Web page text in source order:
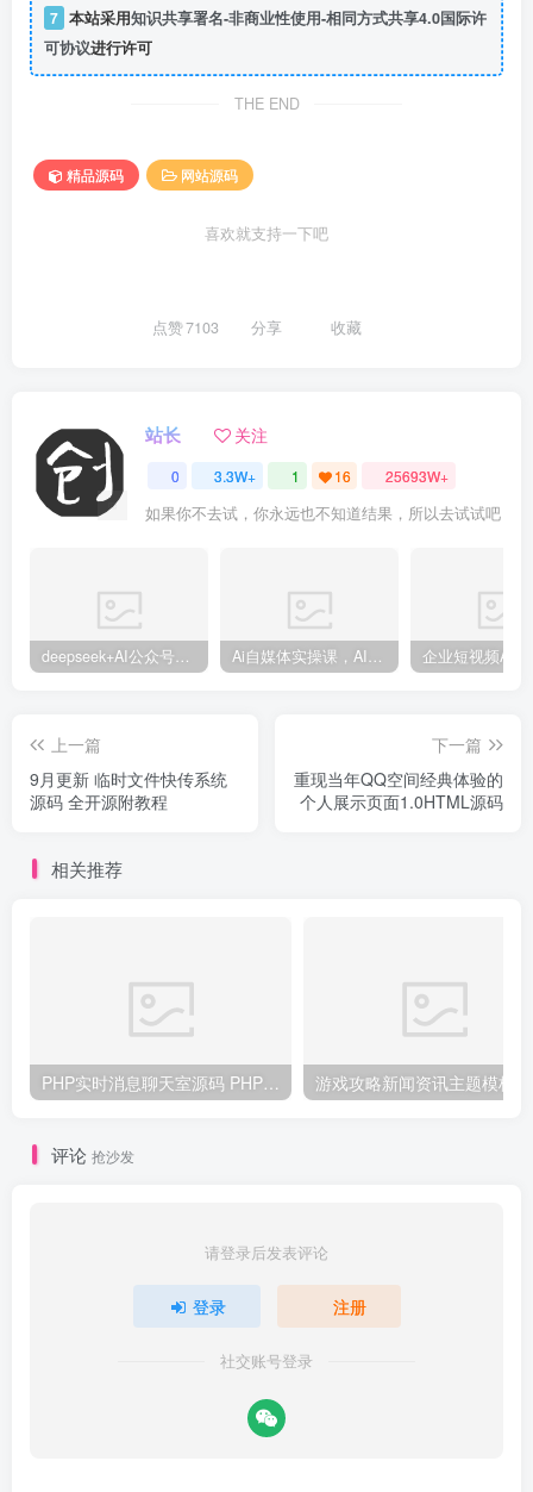
7 本站采用知识共享署名-非商业性使用-相同方式共享4.0国际许
可协议进行许可
THE END
精品源码 网站源码
喜欢就支持一下吧
点赞7103 分享 收藏
站长 关注
0 3.3W+ 1 16 25693W+
如果你不去试，你永远也不知道结果，所以去试试吧
deepseek+AI公众号自动挣钱，轻松月入过W，手机电脑都可做 Ai自媒体实操课，AI打造自媒体爆款内容
上一篇
9月更新 临时文件快传系统
源码 全开源附教程
下一篇
重现当年QQ空间经典体验的
个人展示页面1.0HTML源码
相关推荐
PHP实时消息聊天室源码 PHP+WebSocket
评论 抢沙发
请登录后发表评论
登录 注册
社交账号登录